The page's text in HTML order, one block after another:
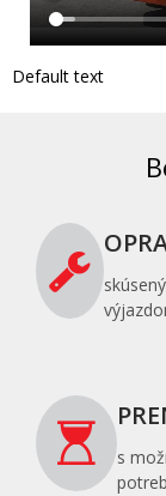
Default text
s